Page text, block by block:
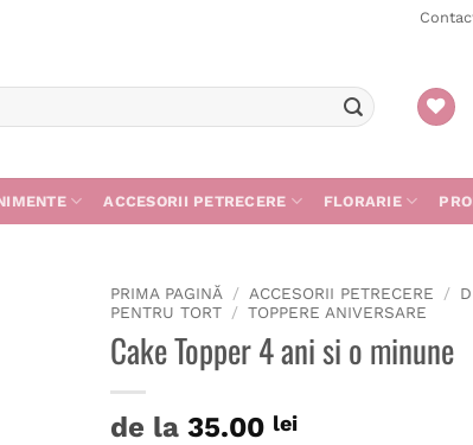
ACCESORII PETRECERE FLORARIE
PRIMA PAGINĂ / ACCESORII PETRECERE /
PENTRU TORT / TOPPERE ANIVERSARE
Cake Topper 4 ani si o minune
de la 35.00 lei